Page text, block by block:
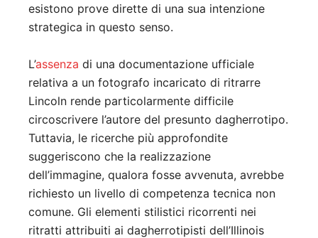
esistono prove dirette di una sua intenzione
strategica in questo senso.
L’assenza di una documentazione ufficiale
relativa a un fotografo incaricato di ritrarre
Lincoln rende particolarmente difficile
circoscrivere l’autore del presunto dagherrotipo.
Tuttavia, le ricerche più approfondite
suggeriscono che la realizzazione
dell’immagine, qualora fosse avvenuta, avrebbe
richiesto un livello di competenza tecnica non
comune. Gli elementi stilistici ricorrenti nei
ritratti attribuiti ai dagherrotipisti dell’Illinois